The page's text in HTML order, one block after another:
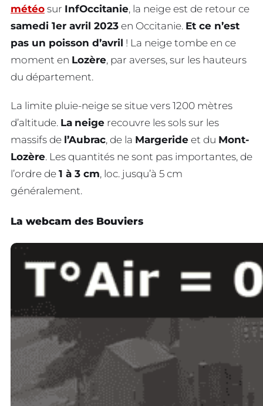
météo sur InfOccitanie, la neige est de retour ce
samedi 1er avril 2023 en Occitanie. Et ce n’est
pas un poisson d’avril ! La neige tombe en ce
moment en Lozère, par averses, sur les hauteurs
du département.
La limite pluie-neige se situe vers 1200 mètres
d’altitude. La neige recouvre les sols sur les
massifs de l’Aubrac, de la Margeride et du Mont-
Lozère. Les quantités ne sont pas importantes, de
l’ordre de 1 à 3 cm, loc. jusqu’à 5 cm
généralement.
La webcam des Bouviers